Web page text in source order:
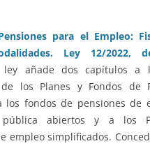
para el Empleo:
Ley 12/2022,
ley añade dos capítulos a
de los Planes y Fondos de
los fondos de pensiones de
pública abiertos y a los
empleo simplificados.